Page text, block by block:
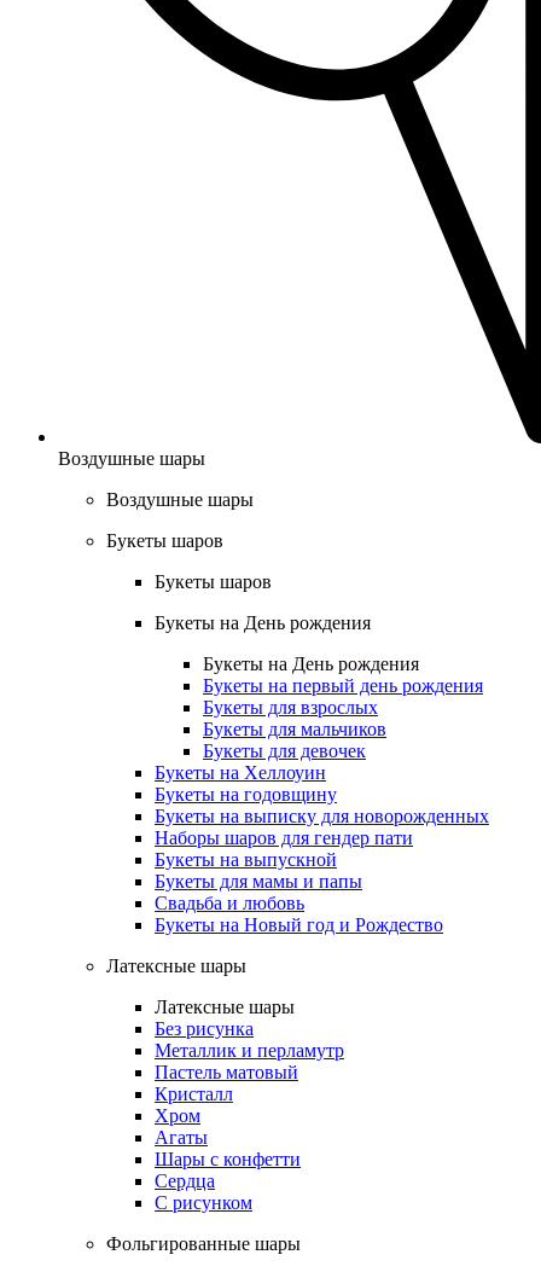
Воздушные шары
Воздушные шары
Букеты шаров
Букеты шаров
Букеты на День рождения
Букеты на День рождения
Букеты на первый день рождения
Букеты для взрослых
Букеты для мальчиков
Букеты для девочек
Букеты на Хеллоуин
Букеты на годовщину
Букеты на выписку для новорожденных
Наборы шаров для гендер пати
Букеты на выпускной
Букеты для мамы и папы
Свадьба и любовь
Букеты на Новый год и Рождество
Латексные шары
Латексные шары
Без рисунка
Металлик и перламутр
Пастель матовый
Кристалл
Хром
Агаты
Шары с конфетти
Сердца
С рисунком
Фольгированные шары